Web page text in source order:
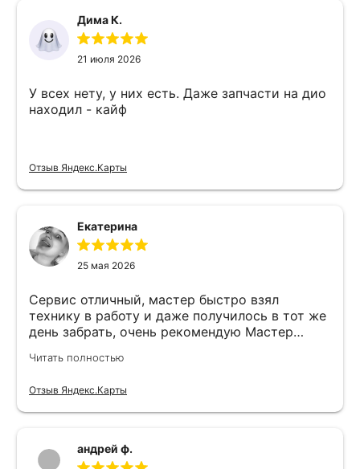
Дима К.
21 июля 2026
У всех нету, у них есть. Даже запчасти на дио
находил - кайф
Отзыв Яндекс.Карты
Екатерина
25 мая 2026
Сервис отличный, мастер быстро взял
технику в работу и даже получилось в тот же
день забрать, очень рекомендую Мастер
Читать полностью
Отзыв Яндекс.Карты
андрей ф.